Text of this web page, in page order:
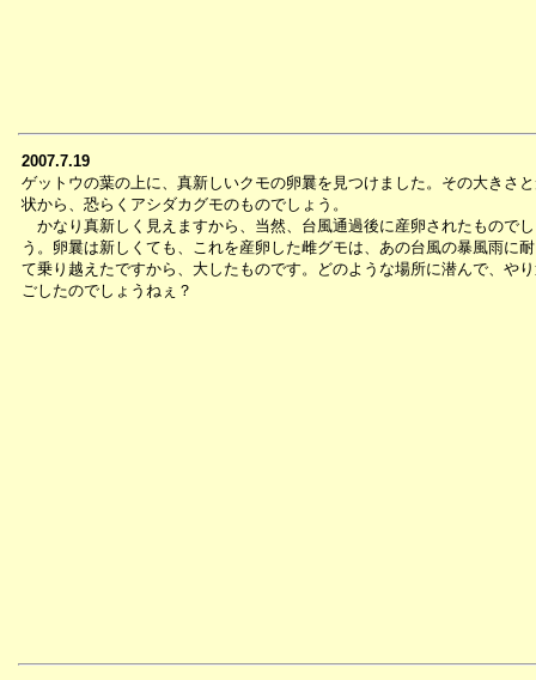
2007.7.19
ゲットウの葉の上に、真新しいクモの卵曩を見つけました。その大きさ
状から、恐らくアシダカグモのものでしょう。
かなり真新しく見えますから、当然、台風通過後に産卵されたもので
う。卵曩は新しくても、これを産卵した雌グモは、あの台風の暴風雨に
て乗り越えたですから、大したものです。どのような場所に潜んで、や
ごしたのでしょうねぇ？